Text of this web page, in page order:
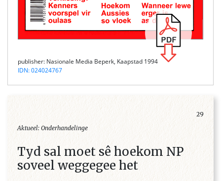
publisher: Nasionale Media Beperk, Kaapstad 1994
IDN: 024024767
29
Aktueel: Onderhandelinge
Tyd sal moet sê hoekom NP
soveel weggegee het